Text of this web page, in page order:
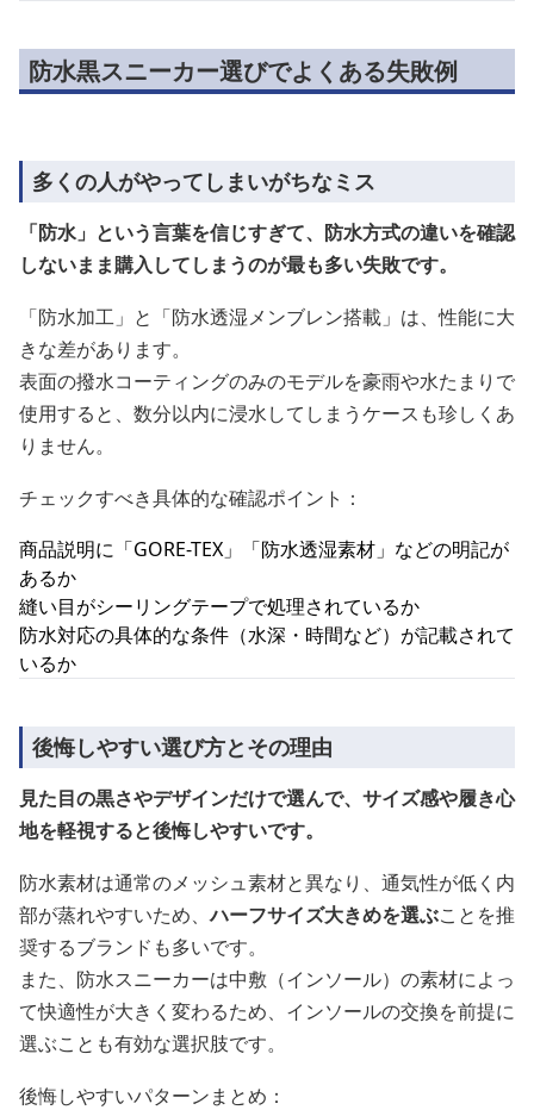
防水黒スニーカー選びでよくある失敗例
多くの人がやってしまいがちなミス
「防水」という言葉を信じすぎて、防水方式の違いを確認
しないまま購入してしまうのが最も多い失敗です。
「防水加工」と「防水透湿メンブレン搭載」は、性能に大
きな差があります。
表面の撥水コーティングのみのモデルを豪雨や水たまりで
使用すると、数分以内に浸水してしまうケースも珍しくあ
りません。
チェックすべき具体的な確認ポイント：
商品説明に「GORE-TEX」「防水透湿素材」などの明記が
あるか
縫い目がシーリングテープで処理されているか
防水対応の具体的な条件（水深・時間など）が記載されて
いるか
後悔しやすい選び方とその理由
見た目の黒さやデザインだけで選んで、サイズ感や履き心
地を軽視すると後悔しやすいです。
防水素材は通常のメッシュ素材と異なり、通気性が低く内
部が蒸れやすいため、ハーフサイズ大きめを選ぶことを推
奨するブランドも多いです。
また、防水スニーカーは中敷（インソール）の素材によっ
て快適性が大きく変わるため、インソールの交換を前提に
選ぶことも有効な選択肢です。
後悔しやすいパターンまとめ：